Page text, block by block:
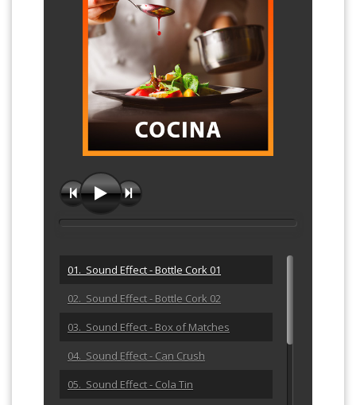
01. Sound Effect - Bottle Cork 01
02. Sound Effect - Bottle Cork 02
03. Sound Effect - Box of Matches
04. Sound Effect - Can Crush
05. Sound Effect - Cola Tin